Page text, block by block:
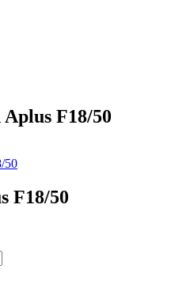
F18/50
50
F18/50